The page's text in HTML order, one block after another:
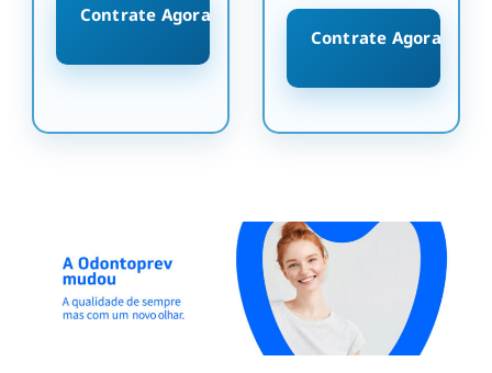
Contrate Agora
Contrate Agora